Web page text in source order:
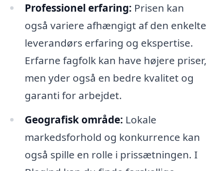
Professionel erfaring: Prisen kan
også variere afhængigt af den enkelte
leverandørs erfaring og ekspertise.
Erfarne fagfolk kan have højere priser,
men yder også en bedre kvalitet og
garanti for arbejdet.
Geografisk område: Lokale
markedsforhold og konkurrence kan
også spille en rolle i prissætningen. I